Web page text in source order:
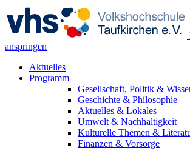
anspringen
Aktuelles
Programm
Gesellschaft, Politik &
Geschichte & Philosophie
Aktuelles & Lokales
Umwelt & Nachhaltigkeit
Kulturelle Themen &
Finanzen & Vorsorge